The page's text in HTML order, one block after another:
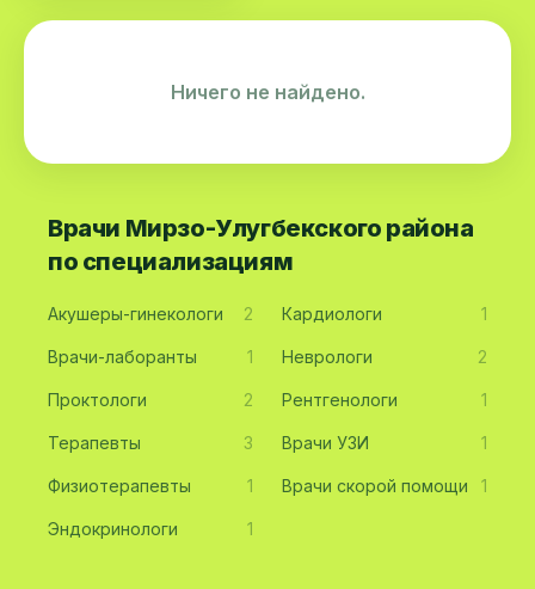
Ничего не найдено.
Врачи Мирзо-Улугбекского района
по специализациям
Акушеры-гинекологи 2 Кардиологи 1
Врачи-лаборанты 1 Неврологи 2
Проктологи 2 Рентгенологи 1
Терапевты 3 Врачи УЗИ 1
Физиотерапевты 1 Врачи скорой помощи 1
Эндокринологи 1